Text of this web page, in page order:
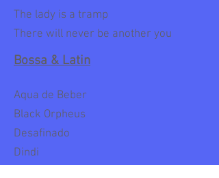
The lady is a tramp
There will never be another you
Bossa & Latin
Aqua de Beber
Black Orpheus
Desafinado
Dindi